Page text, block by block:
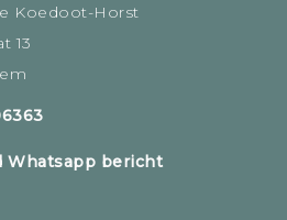
Koedoot-Horst
13
Whatsapp bericht